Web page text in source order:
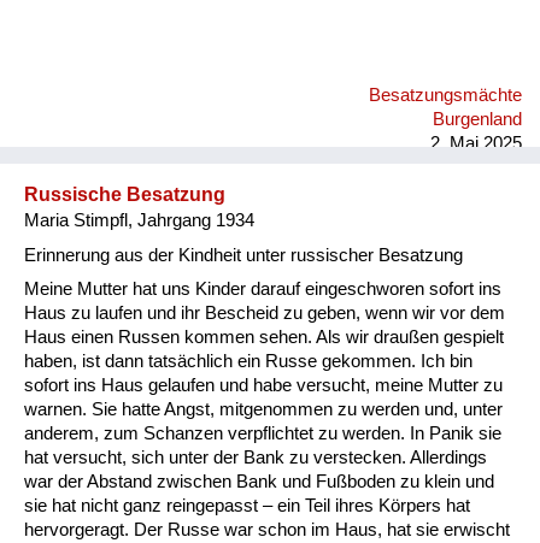
Besatzungsmächte
Burgenland
2. Mai 2025
Russische Besatzung
Maria Stimpfl, Jahrgang 1934
Erinnerung aus der Kindheit unter russischer Besatzung
Meine Mutter hat uns Kinder darauf eingeschworen sofort ins
Haus zu laufen und ihr Bescheid zu geben, wenn wir vor dem
Haus einen Russen kommen sehen. Als wir draußen gespielt
haben, ist dann tatsächlich ein Russe gekommen. Ich bin
sofort ins Haus gelaufen und habe versucht, meine Mutter zu
warnen. Sie hatte Angst, mitgenommen zu werden und, unter
anderem, zum Schanzen verpflichtet zu werden. In Panik sie
hat versucht, sich unter der Bank zu verstecken. Allerdings
war der Abstand zwischen Bank und Fußboden zu klein und
sie hat nicht ganz reingepasst – ein Teil ihres Körpers hat
hervorgeragt. Der Russe war schon im Haus, hat sie erwischt